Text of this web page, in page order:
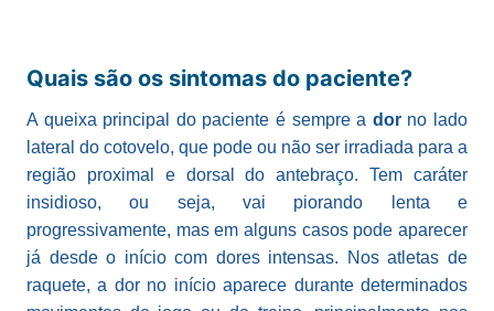
Quais são os sintomas do paciente?
A queixa principal do paciente é sempre a dorno lado
lateral do cotovelo, que pode ou não ser irradiada para a
região proximal e dorsal do antebraço. Tem caráter
insidioso, ou seja, vai piorando lenta e
progressivamente, mas em alguns casos pode aparecer
já desde o início com dores intensas. Nos atletas de
raquete, a dor no início aparece durante determinados